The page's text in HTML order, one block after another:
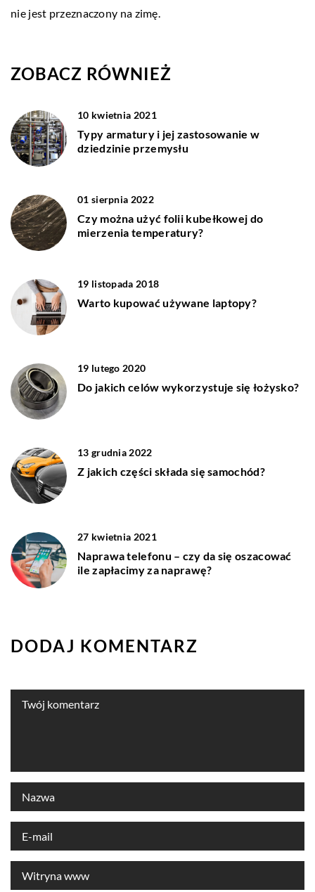
nie jest przeznaczony na zimę.
ZOBACZ RÓWNIEŻ
10 kwietnia 2021
Typy armatury i jej zastosowanie w
dziedzinie przemysłu
01 sierpnia 2022
Czy można użyć folii kubełkowej do
mierzenia temperatury?
19 listopada 2018
Warto kupować używane laptopy?
19 lutego 2020
Do jakich celów wykorzystuje się łożysko?
13 grudnia 2022
Z jakich części składa się samochód?
27 kwietnia 2021
Naprawa telefonu – czy da się oszacować
ile zapłacimy za naprawę?
DODAJ KOMENTARZ